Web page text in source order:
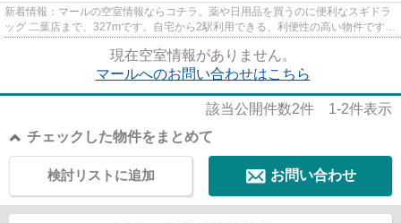
新着情報：マールの空室情報ならコチラ。薬や日用品を買うのに便利なスギドラ
ッグ 二葉店まで、327mです。自宅から2駅利用できる、利便性の高い物件です。
現在空室情報がありません。
マールへのお問い合わせはこちら
該当公開件数2件 1-2件表示
チェックした物件をまとめて
お問い合わせ
検討リストに追加